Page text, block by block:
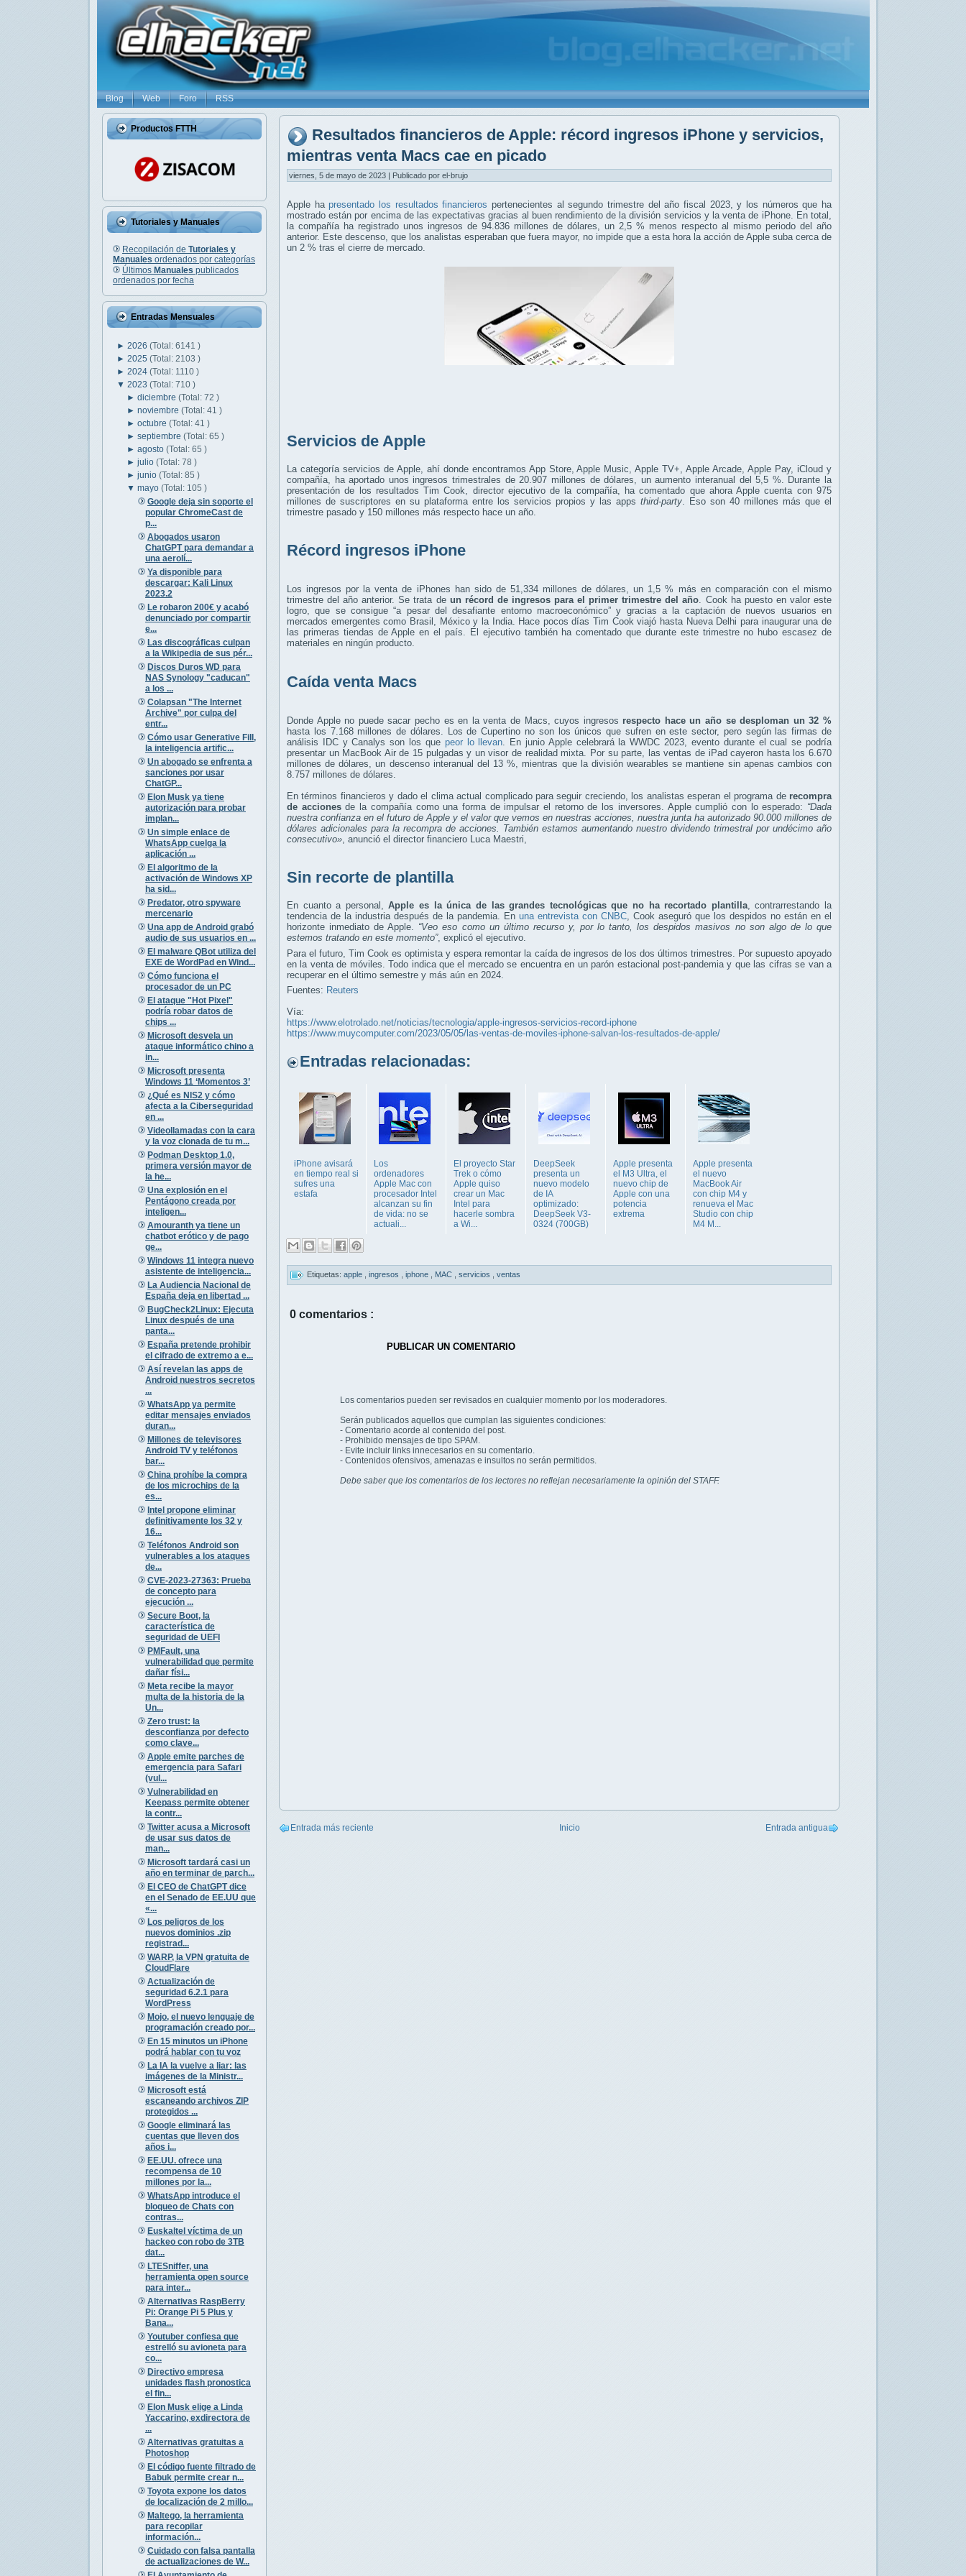
Blog Web Foro RSS
Productos FTTH
Tutoriales y Manuales
Recopilación de Tutoriales y
Manuales ordenados por categorías
Últimos Manuales publicados
ordenados por fecha
Entradas Mensuales
► 2026 (Total: 6141 )
► 2025 (Total: 2103 )
► 2024 (Total: 1110 )
▼ 2023 (Total: 710 )
►diciembre(Total: 72 )
►noviembre(Total: 41 )
►octubre(Total: 41 )
►septiembre(Total: 65 )
►agosto(Total: 65 )
►julio(Total: 78 )
►junio(Total: 85 )
▼mayo(Total: 105 )
Google deja sin soporte el
popular ChromeCast de
p...
Abogados usaron
ChatGPT para demandar a
una aerolí...
Ya disponible para
descargar: Kali Linux
2023.2
Le robaron 200€ y acabó
denunciado por compartir
e...
Las discográficas culpan
a la Wikipedia de sus pér...
Discos Duros WD para
NAS Synology "caducan"
a los ...
Colapsan "The Internet
Archive" por culpa del
entr...
Cómo usar Generative Fill,
la inteligencia artific...
Un abogado se enfrenta a
sanciones por usar
ChatGP...
Elon Musk ya tiene
autorización para probar
implan...
Un simple enlace de
WhatsApp cuelga la
aplicación ...
El algoritmo de la
activación de Windows XP
ha sid...
Predator, otro spyware
mercenario
Una app de Android grabó
audio de sus usuarios en ...
El malware QBot utiliza del
EXE de WordPad en Wind...
Cómo funciona el
procesador de un PC
El ataque "Hot Pixel"
podría robar datos de
chips ...
Microsoft desvela un
ataque informático chino a
in...
Microsoft presenta
Windows 11 ‘Momentos 3’
¿Qué es NIS2 y cómo
afecta a la Ciberseguridad
en ...
Videollamadas con la cara
y la voz clonada de tu m...
Podman Desktop 1.0,
primera versión mayor de
la he...
Una explosión en el
Pentágono creada por
inteligen...
Amouranth ya tiene un
chatbot erótico y de pago
ge...
Windows 11 integra nuevo
asistente de inteligencia...
La Audiencia Nacional de
España deja en libertad ...
BugCheck2Linux: Ejecuta
Linux después de una
panta...
España pretende prohibir
el cifrado de extremo a e...
Así revelan las apps de
Android nuestros secretos
...
WhatsApp ya permite
editar mensajes enviados
duran...
Millones de televisores
Android TV y teléfonos
bar...
China prohíbe la compra
de los microchips de la
es...
Intel propone eliminar
definitivamente los 32 y
16...
Teléfonos Android son
vulnerables a los ataques
de...
CVE-2023-27363: Prueba
de concepto para
ejecución ...
Secure Boot, la
característica de
seguridad de UEFI
PMFault, una
vulnerabilidad que permite
dañar físi...
Meta recibe la mayor
multa de la historia de la
Un...
Zero trust: la
desconfianza por defecto
como clave...
Apple emite parches de
emergencia para Safari
(vul...
Vulnerabilidad en
Keepass permite obtener
la contr...
Twitter acusa a Microsoft
de usar sus datos de
man...
Microsoft tardará casi un
año en terminar de parch...
El CEO de ChatGPT dice
en el Senado de EE.UU que
«...
Los peligros de los
nuevos dominios .zip
registrad...
WARP, la VPN gratuita de
CloudFlare
Actualización de
seguridad 6.2.1 para
WordPress
Mojo, el nuevo lenguaje de
programación creado por...
En 15 minutos un iPhone
podrá hablar con tu voz
La IA la vuelve a liar: las
imágenes de la Ministr...
Microsoft está
escaneando archivos ZIP
protegidos ...
Google eliminará las
cuentas que lleven dos
años i...
EE.UU. ofrece una
recompensa de 10
millones por la...
WhatsApp introduce el
bloqueo de Chats con
contras...
Euskaltel víctima de un
hackeo con robo de 3TB
dat...
LTESniffer, una
herramienta open source
para inter...
Alternativas RaspBerry
Pi: Orange Pi 5 Plus y
Bana...
Youtuber confiesa que
estrelló su avioneta para
co...
Directivo empresa
unidades flash pronostica
el fin...
Elon Musk elige a Linda
Yaccarino, exdirectora de
...
Alternativas gratuitas a
Photoshop
El código fuente filtrado de
Babuk permite crear n...
Toyota expone los datos
de localización de 2 millo...
Maltego, la herramienta
para recopilar
información...
Cuidado con falsa pantalla
de actualizaciones de W...
Resultados financieros de Apple: récord ingresos iPhone y servicios,
mientras venta Macs cae en picado
viernes, 5 de mayo de 2023 | Publicado por el-brujo
Apple hapresentado los resultados financieros pertenecientes al segundo trimestre del año fiscal 2023, y los números que ha
mostrado están por encima de las expectativas gracias al buen rendimiento de la división servicios y la venta de iPhone. En total,
la compañía ha registrado unos ingresos de 94.836 millones de dólares, un 2,5 % menos respecto al mismo periodo del año
anterior. Este descenso, que los analistas esperaban que fuera mayor, no impide que a esta hora la acción de Apple suba cerca de
un 2 % tras el cierre de mercado.
Servicios de Apple
La categoría servicios de Apple, ahí donde encontramos App Store, Apple Music, Apple TV+, Apple Arcade, Apple Pay, iCloud y
compañía, ha aportado unos ingresos trimestrales de 20.907 millones de dólares, un aumento interanual del 5,5 %. Durante la
presentación de los resultados Tim Cook, director ejecutivo de la compañía, ha comentado que ahora Apple cuenta con 975
millones de suscriptores en su plataforma entre los servicios propios y las apps third-party . Eso son 40 millones más que el
trimestre pasado y 150 millones más respecto hace un año.
Récord ingresos iPhone
Los ingresos por la venta de iPhones han sido de 51,334 millones de dólares, un 1,5 % más en comparación con el mismo
trimestre del año anterior. Se trata de un récord de ingresos para el primer trimestre del año. Cook ha puesto en valor este
logro, que se consigue “a pesar del desafiante entorno macroeconómico” y gracias a la captación de nuevos usuarios en
mercados emergentes como Brasil, México y la India. Hace pocos días Tim Cook viajó hasta Nueva Delhi para inaugurar una de
las primeras tiendas de Apple en el país. El ejecutivo también ha comentado que durante este trimestre no hubo escasez de
materiales en ningún producto.
Caída venta Macs
Donde Apple no puede sacar pecho es en la venta de Macs, cuyos ingresos respecto hace un año se desploman un 32 %
hasta los 7.168 millones de dólares. Los de Cupertino no son los únicos que sufren en este sector, pero según las firmas de
análisis IDC y Canalys son los que peor lo llevan . En junio Apple celebrará la WWDC 2023, evento durante el cual se podría
presentar un MacBook Air de 15 pulgadas y un visor de realidad mixta. Por su parte, las ventas de iPad cayeron hasta los 6.670
millones de dólares, un descenso interanual del 13 %, mientras que la división wearables se mantiene sin apenas cambios con
8.757 millones de dólares.
En términos financieros y dado el clima actual complicado para seguir creciendo, los analistas esperan el programa de recompra
de accionesde la compañía como una forma de impulsar el retorno de los inversores. Apple cumplió con lo esperado: “Dada
nuestra confianza en el futuro de Apple y el valor que vemos en nuestras acciones, nuestra junta ha autorizado 90.000 millones de
dólares adicionales para la recompra de acciones. También estamos aumentando nuestro dividendo trimestral por undécimo año
consecutivo» , anunció el director financiero Luca Maestri,
Sin recorte de plantilla
En cuanto a personal,Apple es la única de las grandes tecnológicas que no ha recortado plantilla, contrarrestando la
tendencia de la industria después de la pandemia. En una entrevista con CNBC, Cook aseguró que los despidos no están en el
horizonte inmediato de Apple. “Veo eso como un último recurso y, por lo tanto, los despidos masivos no son algo de lo que
estemos tratando en este momento”, explicó el ejecutivo.
Para el futuro, Tim Cook es optimista y espera remontar la caída de ingresos de los dos últimos trimestres. Por supuesto apoyado
en la venta de móviles. Todo indica que el mercado se encuentra en un parón estacional post-pandemia y que las cifras se van a
recuperar en el último semestre y más aún en 2024.
Fuentes: Reuters
Vía:
https://www.elotrolado.net/noticias/tecnologia/apple-ingresos-servicios-record-iphone
https://www.muycomputer.com/2023/05/05/las-ventas-de-moviles-iphone-salvan-los-resultados-de-apple/
Entradas relacionadas:
iPhone avisará
en tiempo real si
sufres una
estafa
Los
ordenadores
Apple Mac con
procesador Intel
alcanzan su fin
de vida: no se
actuali...
El proyecto Star
Trek o cómo
Apple quiso
crear un Mac
Intel para
hacerle sombra
a Wi...
DeepSeek
presenta un
nuevo modelo
de IA
optimizado:
DeepSeek V3-
0324 (700GB)
Apple presenta
el M3 Ultra, el
nuevo chip de
Apple con una
potencia
extrema
Apple presenta
el nuevo
MacBook Air
con chip M4 y
renueva el Mac
Studio con chip
M4 M...
Etiquetas: apple ingresos iphone MAC servicios ventas
0 comentarios :
PUBLICAR UN COMENTARIO
Los comentarios pueden ser revisados en cualquier momento por los moderadores.
Serán publicados aquellos que cumplan las siguientes condiciones:
- Comentario acorde al contenido del post.
- Prohibido mensajes de tipo SPAM.
- Evite incluir links innecesarios en su comentario.
- Contenidos ofensivos, amenazas e insultos no serán permitidos.
Debe saber que los comentarios de los lectores no reflejan necesariamente la opinión del STAFF.
Entrada más reciente Entrada antigua
Inicio